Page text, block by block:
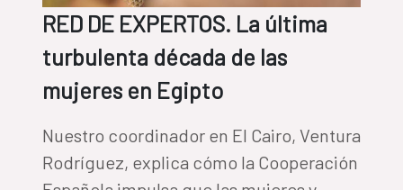
RED DE EXPERTOS. La última
turbulenta década de las
mujeres en Egipto
Nuestro coordinador en El Cairo, Ventura
Rodríguez, explica cómo la Cooperación